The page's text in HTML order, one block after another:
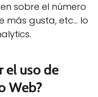
sobre el número
más gusta, etc... lo
el uso de
Web?